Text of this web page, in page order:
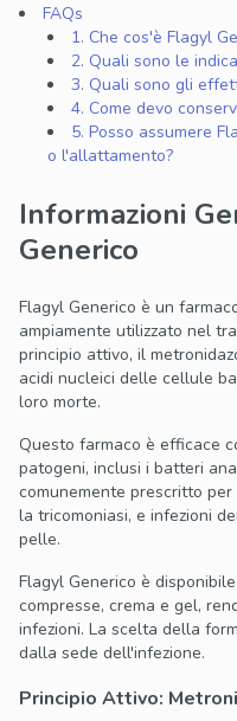
FAQs
1. Che cos'è Flagyl
2. Quali sono le
3. Quali sono gli
4. Come devo
5. Posso assumere
o l'allattamento?
Informazioni
Generico
Flagyl Generico è un
ampiamente utilizzato nel
principio attivo, il
acidi nucleici delle cellule
loro morte.
Questo farmaco è efficace
patogeni, inclusi i batteri
comunemente prescritto
la tricomoniasi, e infezioni
pelle.
Flagyl Generico è
compresse, crema e gel,
infezioni. La scelta della
dalla sede dell'infezione.
Principio Attivo: